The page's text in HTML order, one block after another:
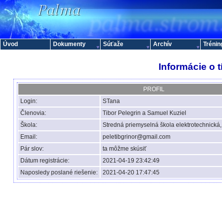
Informácie o
PROFIL
Login:
STana
Členovia:
Tibor Pelegrin a Samuel Kuziel
Škola:
Stredná priemyselná škola
Email:
peletibgrinor@gmail.com
Pár slov:
ta môžme skúsiť
Dátum registrácie:
2021-04-19 23:42:49
Naposledy poslané riešenie:
2021-04-20 17:47:45
Úvod Dokumenty Súťaže Archív